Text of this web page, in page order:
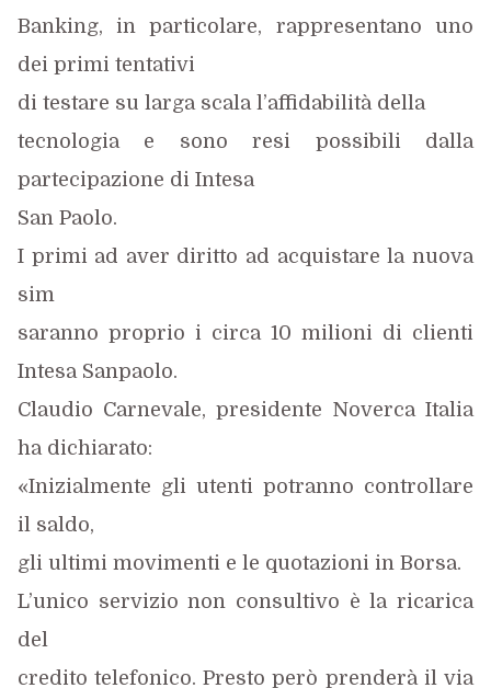
Banking, in particolare, rappresentano uno
dei primi tentativi
di testare su larga scala l’affidabilità della
tecnologia e sono resi possibili dalla
partecipazione di Intesa
San Paolo.
I primi ad aver diritto ad acquistare la nuova
sim
saranno proprio i circa 10 milioni di clienti
Intesa Sanpaolo.
Claudio Carnevale, presidente Noverca Italia
ha dichiarato:
«Inizialmente gli utenti potranno controllare
il saldo,
gli ultimi movimenti e le quotazioni in Borsa.
L’unico servizio non consultivo è la ricarica
del
credito telefonico. Presto però prenderà il via